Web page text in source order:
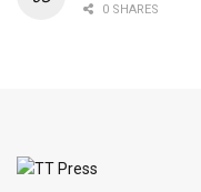
0 SHARES